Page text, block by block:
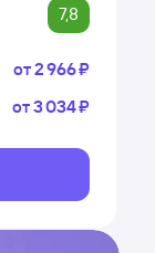
7,8
от2 ⁠966 ⁠₽
от3 ⁠034 ⁠₽